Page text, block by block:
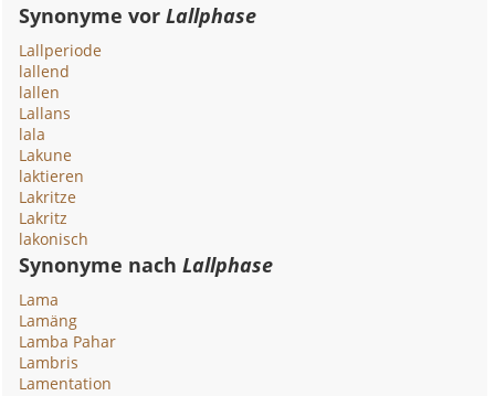
Synonyme vorLallphase
Lallperiode
lallend
lallen
Lallans
lala
Lakune
laktieren
Lakritze
Lakritz
lakonisch
Synonyme nachLallphase
Lama
Lamäng
Lamba Pahar
Lambris
Lamentation